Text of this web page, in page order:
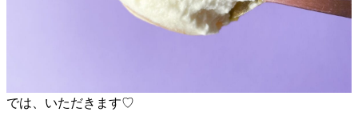
では、いただきます♡